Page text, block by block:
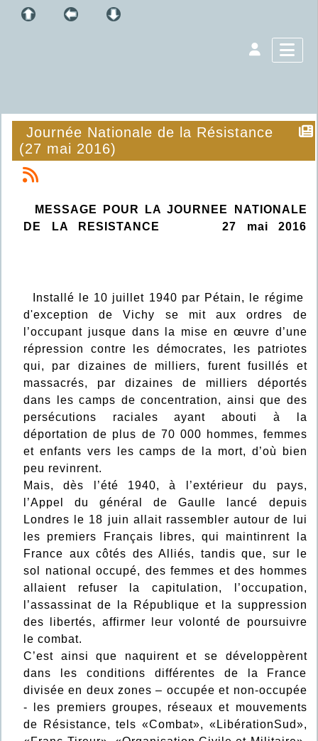
Journée Nationale de la Résistance
(27 mai 2016)
MESSAGE POUR LA JOURNEE NATIONALE
DE LA RESISTANCE 27 mai 2016
Installé le 10 juillet 1940 par Pétain, le régime
d'exception de Vichy se mit aux ordres de
l’occupant jusque dans la mise en œuvre d’une
répression contre les démocrates, les patriotes
qui, par dizaines de milliers, furent fusillés et
massacrés, par dizaines de milliers déportés
dans les camps de concentration, ainsi que des
persécutions raciales ayant abouti à la
déportation de plus de 70 000 hommes, femmes
et enfants vers les camps de la mort, d’où bien
peu revinrent.
Mais, dès l’été 1940, à l’extérieur du pays,
l’Appel du général de Gaulle lancé depuis
Londres le 18 juin allait rassembler autour de lui
les premiers Français libres, qui maintinrent la
France aux côtés des Alliés, tandis que, sur le
sol national occupé, des femmes et des hommes
allaient refuser la capitulation, l’occupation,
l’assassinat de la République et la suppression
des libertés, affirmer leur volonté de poursuivre
le combat.
C’est ainsi que naquirent et se développèrent
dans les conditions différentes de la France
divisée en deux zones – occupée et non-occupée
- les premiers groupes, réseaux et mouvements
de Résistance, tels «Combat», «LibérationSud»,